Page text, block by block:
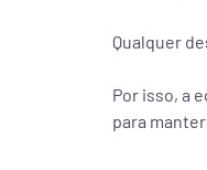
Qualquer
Por isso, a
para